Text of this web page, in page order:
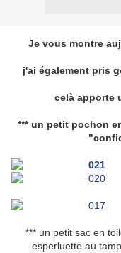
Je vous montre
j'ai également pris
celà apporte
*** un petit pochon
*** un petit sac en
esperluette au